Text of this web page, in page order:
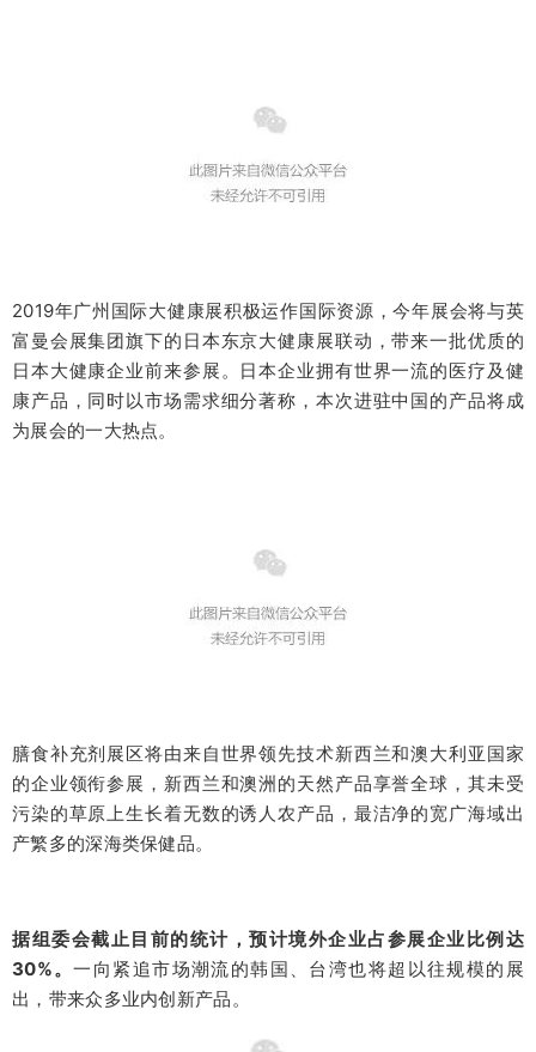
2019年广州国际大健康展积极运作国际资源，今年展会将与英
富曼会展集团旗下的日本东京大健康展联动，带来一批优质的
日本大健康企业前来参展。日本企业拥有世界一流的医疗及健
康产品，同时以市场需求细分著称，本次进驻中国的产品将成
为展会的一大热点。
膳食补充剂展区将由来自世界领先技术新西兰和澳大利亚国家
的企业领衔参展，新西兰和澳洲的天然产品享誉全球，其未受
污染的草原上生长着无数的诱人农产品，最洁净的宽广海域出
产繁多的深海类保健品。
据组委会截止目前的统计，预计境外企业占参展企业比例达
30%。一向紧追市场潮流的韩国、台湾也将超以往规模的展
出，带来众多业内创新产品。